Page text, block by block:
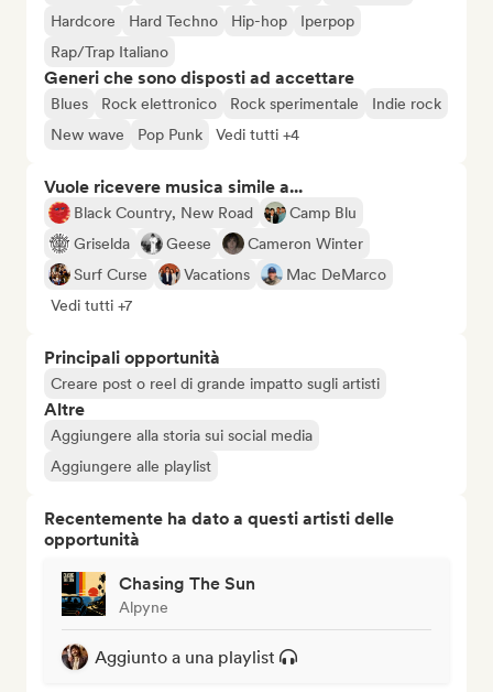
Hardcore
Hard Techno Hip-hop
Iperpop
Rap/Trap Italiano
Generi che sono disposti ad accettare
Blues Rock elettronico Rock sperimentale
Indie rock
New wave
Pop Punk Vedi tutti +4
Vuole ricevere musica simile a...
Black Country, New Road
Camp Blu
Griselda
Geese
Cameron Winter
Surf Curse
Vacations
Mac DeMarco
Vedi tutti +7
Principali opportunità
Creare post o reel di grande impatto sugli artisti
Altre
Aggiungere alla storia sui social media
Aggiungere alle playlist
Recentemente ha dato a questi artisti delle
opportunità
Chasing The Sun
Alpyne
Aggiunto a una playlist